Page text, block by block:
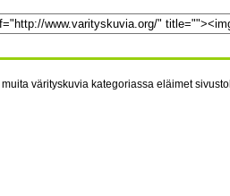
värityskuvia kategoriassa eläimet